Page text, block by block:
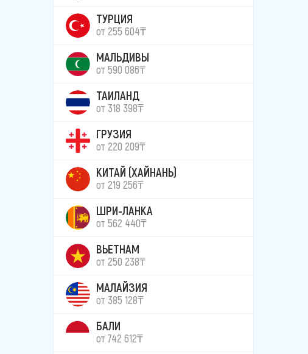
ТУРЦИЯ
от 255 604₸
МАЛЬДИВЫ
от 590 086₸
ТАИЛАНД
от 318 398₸
ГРУЗИЯ
от 220 209₸
КИТАЙ (ХАЙНАНЬ)
от 219 256₸
ШРИ-ЛАНКА
от 562 440₸
ВЬЕТНАМ
от 250 238₸
МАЛАЙЗИЯ
от 385 128₸
БАЛИ
от 742 612₸